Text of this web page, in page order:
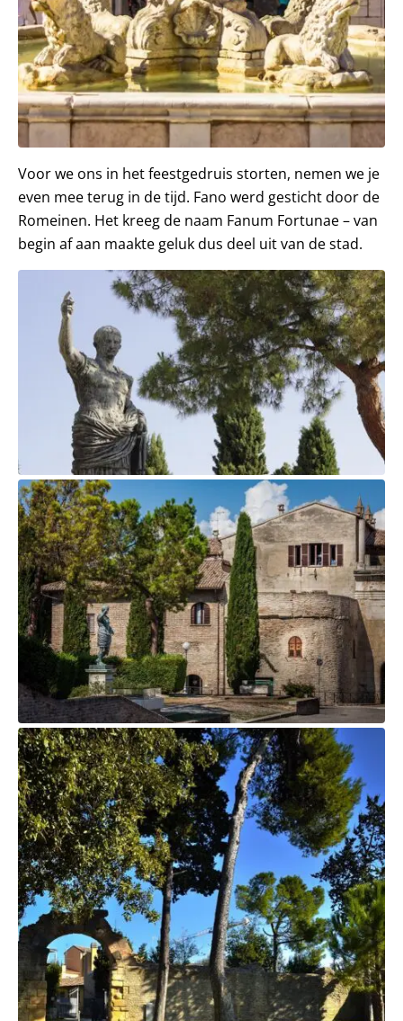
Voor we ons in het feestgedruis storten, nemen we je
even mee terug in de tijd. Fano werd gesticht door de
Romeinen. Het kreeg de naam Fanum Fortunae – van
begin af aan maakte geluk dus deel uit van de stad.